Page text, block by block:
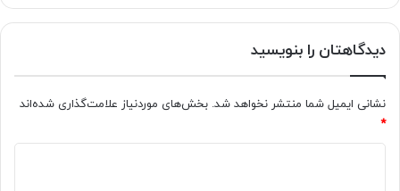
دیدگاهتان را بنویسید
نشانی ایمیل شما منتشر نخواهد شد. بخش‌های موردنیاز علامت‌گذاری شده‌اند
*